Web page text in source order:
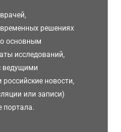
решениях
основным
исследований,
ведущими
новости,
или записи)
портала.